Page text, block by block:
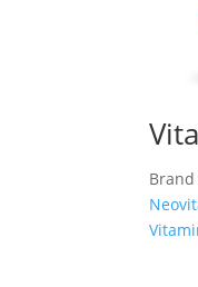
Brand